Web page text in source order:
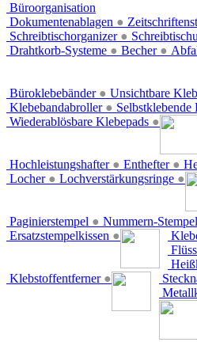
Büroorganisation
Dokumentenablagen ●
Schreibtischorganizer ●
Drahtkorb-Systeme ● Becher ●
Büroklebebänder ● Unsichtbare
Klebebandabroller ● Selbstklebende
Wiederablösbare Klebepads ●
Hochleistungshafter ● Enthefter ●
Locher ● Lochverstärkungsringe ●
Paginierstempel ● Nummern-Stempel
Ersatzstempelkissen ●
Klebstoffentferner ●